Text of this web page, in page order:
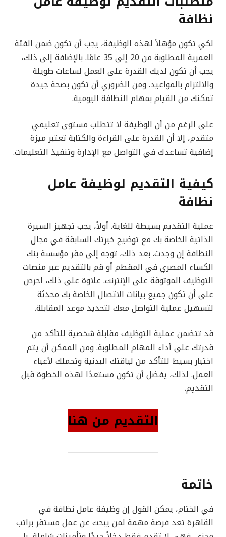
نظافة
لكي تكون مؤهلاً لهذه الوظيفة، يجب أن تكون ضمن الفئة
العمرية المطلوبة من 20 إلى 35 عامًا. بالإضافة إلى ذلك،
يجب أن تكون لديك القدرة على العمل لساعات طويلة
والالتزام بالمواعيد. ومن الضروري أن تكون بصحة جيدة
تمكنك من القيام بمهام النظافة اليومية.
على الرغم من أن الوظيفة لا تتطلب مستوى تعليمي
متقدم، إلا أن القدرة على القراءة والكتابة تعتبر ميزة
إضافية تساعدك في التواصل مع الإدارة وتنفيذ التعليمات.
كيفية التقديم لوظيفة عامل
نظافة
عملية التقديم بسيطة للغاية. أولاً، يجب تجهيز السيرة
الذاتية الخاصة بك مع توضيح خبرتك السابقة في مجال
النظافة إن وجدت. بعد ذلك، توجه إلى مقر مؤسسة بنك
الكساء المصري في المقطم أو قم بالتقديم عبر منصات
التوظيف الموثوقة على الإنترنت. علاوة على ذلك، احرص
على أن تكون جميع بيانات الاتصال الخاصة بك محدثة
لتسهيل عملية التواصل معك لتحديد موعد المقابلة.
قد تتضمن عملية التوظيف مقابلة شخصية للتأكد من
قدرتك على أداء المهام المطلوبة. ومن الممكن أن يتم
اختبار بسيط للتأكد من لياقتك البدنية وتحملك لأعباء
العمل. لذلك، يفضل أن تكون مستعدًا لهذه الخطوة قبل
التقديم.
التقديم من هنا
خاتمة
في الختام، يمكن القول إن وظيفة عامل نظافة في
القاهرة تعد فرصة مهمة لمن يبحث عن عمل مستقر براتب